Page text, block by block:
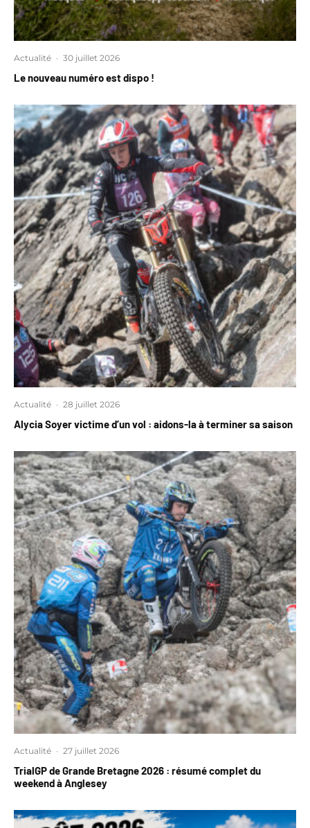
Actualité · 30 juillet 2026
Le nouveau numéro est dispo !
Actualité · 28 juillet 2026
Alycia Soyer victime d’un vol : aidons-la à terminer sa saison
Actualité · 27 juillet 2026
TrialGP de Grande Bretagne 2026 : résumé complet du
weekend à Anglesey